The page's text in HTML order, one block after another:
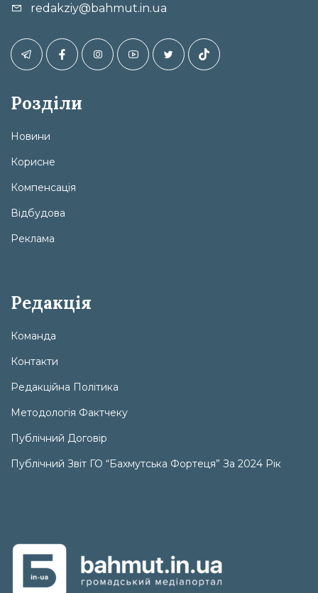
redakziy@bahmut.in.ua
Розділи
Новини
Корисне
Компенсація
Відбудова
Реклама
Редакція
Команда
Контакти
Редакційна Політика
Методологія Фактчеку
Публічний Договір
Публічний Звіт ГО “Бахмутська Фортеця” За 2024 Рік